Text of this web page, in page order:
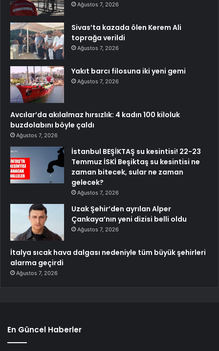
Ağustos 7, 2026
Sivas’ta kazada ölen Kerem Ali
toprağa verildi
Ağustos 7, 2026
Yakıt barcı filosuna iki yeni gemi
Ağustos 7, 2026
Avcılar’da akılalmaz hırsızlık: 4 kadın 100 kiloluk
buzdolabını böyle çaldı
Ağustos 7, 2026
İstanbul BEŞİKTAŞ su kesintisi! 22-23
Temmuz İSKİ Beşiktaş su kesintisi ne
zaman bitecek, sular ne zaman
gelecek?
Ağustos 7, 2026
Uzak Şehir’den ayrılan Alper
Çankaya’nın yeni dizisi belli oldu
Ağustos 7, 2026
İtalya sıcak hava dalgası nedeniyle tüm büyük şehirleri
alarma geçirdi
Ağustos 7, 2026
En Güncel Haberler